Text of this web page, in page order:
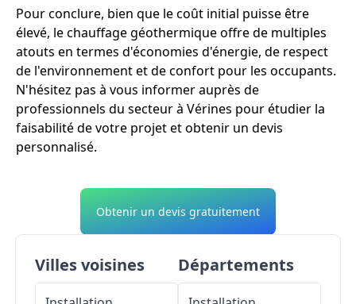
Pour conclure, bien que le coût initial puisse être
élevé, le chauffage géothermique offre de multiples
atouts en termes d'économies d'énergie, de respect
de l'environnement et de confort pour les occupants.
N'hésitez pas à vous informer auprès de
professionnels du secteur à Vérines pour étudier la
faisabilité de votre projet et obtenir un devis
personnalisé.
Obtenir un devis gratuitement
Villes voisines Départements